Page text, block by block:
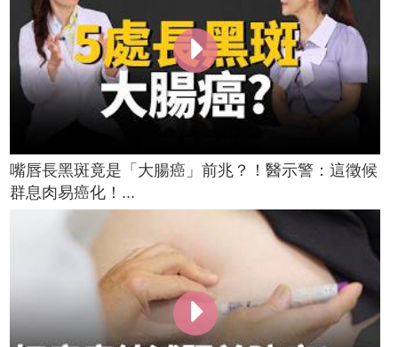
嘴唇長黑斑竟是「大腸癌」前兆？！醫示警：這徵候
群息肉易癌化！...